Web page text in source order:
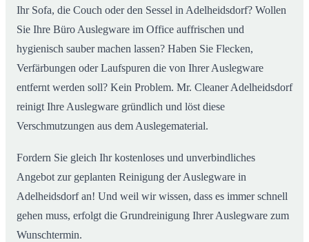
Ihr Sofa, die Couch oder den Sessel in Adelheidsdorf? Wollen
Sie Ihre Büro Auslegware im Office auffrischen und
hygienisch sauber machen lassen? Haben Sie Flecken,
Verfärbungen oder Laufspuren die von Ihrer Auslegware
entfernt werden soll? Kein Problem. Mr. Cleaner Adelheidsdorf
reinigt Ihre Auslegware gründlich und löst diese
Verschmutzungen aus dem Auslegematerial.
Fordern Sie gleich Ihr kostenloses und unverbindliches
Angebot zur geplanten Reinigung der Auslegware in
Adelheidsdorf an! Und weil wir wissen, dass es immer schnell
gehen muss, erfolgt die Grundreinigung Ihrer Auslegware zum
Wunschtermin.